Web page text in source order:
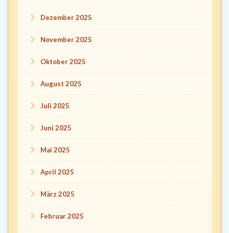
Dezember 2025
November 2025
Oktober 2025
August 2025
Juli 2025
Juni 2025
Mai 2025
April 2025
März 2025
Februar 2025